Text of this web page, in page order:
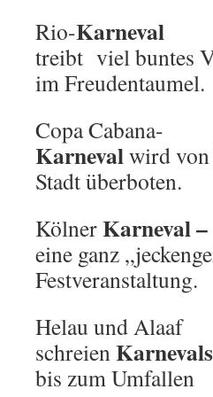
Rio-Karneval
treibt viel buntes
im Freudentaumel.
Copa Cabana-
Karnevalwird
Stadt überboten.
KölnerKarneval –
eine ganz
Festveranstaltung.
Helau und Alaaf
schreienKarnevals
bis zum Umfallen